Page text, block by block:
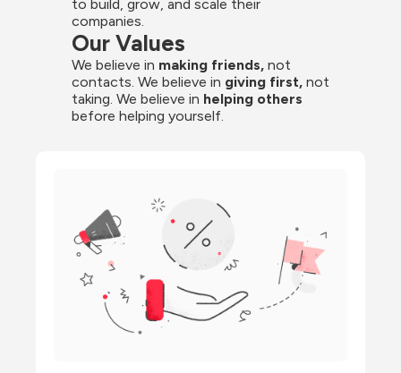
to build, grow, and scale their
companies.
Our Values
We believe in making friends, not
contacts. We believe in giving first, not
taking. We believe in helping others
before helping yourself.